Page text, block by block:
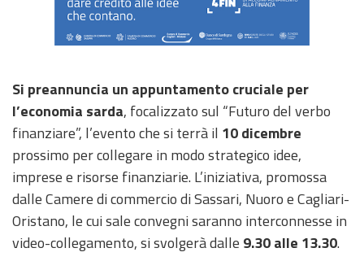
notizia
Si preannuncia un appuntamento cruciale per
l’economia sarda, focalizzato sul “Futuro del verbo
finanziare”, l’evento che si terrà il 10 dicembre
prossimo per collegare in modo strategico idee,
imprese e risorse finanziarie. L’iniziativa, promossa
dalle Camere di commercio di Sassari, Nuoro e Cagliari-
Oristano, le cui sale convegni saranno interconnesse in
video-collegamento, si svolgerà dalle 9.30 alle 13.30.